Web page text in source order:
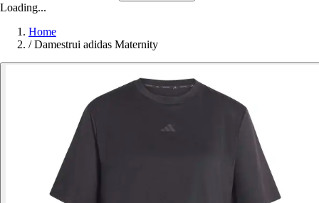
Loading...
Home
/ Damestrui adidas Maternity